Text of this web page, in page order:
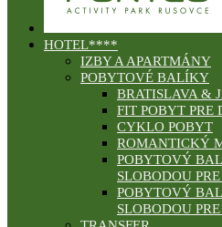
HOTEL****
IZBY A APARTMÁNY
POBYTOVÉ BALÍKY
BRATISLAVA &
FIT POBYT PRE
CYKLO POBYT
ROMANTICKÝ
POBYTOVÝ
SLOBODOU
POBYTOVÝ
SLOBODOU